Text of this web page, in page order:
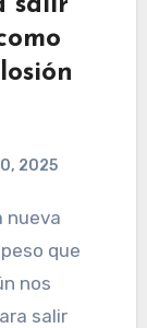
2025
que
nos
salir